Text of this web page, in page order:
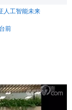
人工智能未来
前